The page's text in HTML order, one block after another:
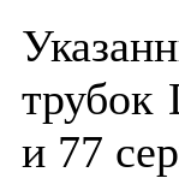
трубок
и 77